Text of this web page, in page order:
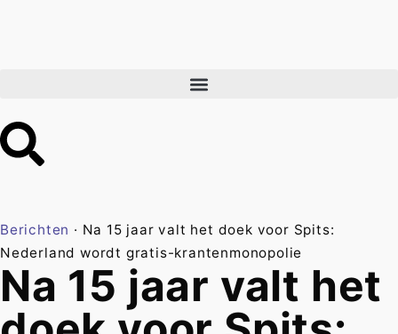
Berichten · Na 15 jaar valt het doek voor Spits:
Nederland wordt gratis-krantenmonopolie
Na 15 jaar valt het